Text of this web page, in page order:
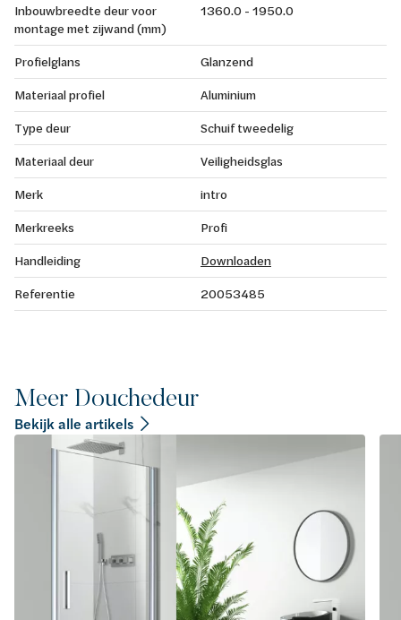
Inbouwbreedte deur voor
montage met zijwand (mm)
1360.0 - 1950.0
Profielglans
Glanzend
Materiaal profiel
Aluminium
Type deur
Schuif tweedelig
Materiaal deur
Veiligheidsglas
Merk
intro
Merkreeks
Profi
Handleiding
Downloaden
Referentie
20053485
Meer Douchedeur
Bekijk alle artikels